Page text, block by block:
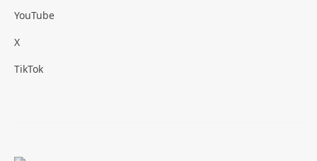
YouTube
X
TikTok